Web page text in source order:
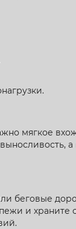
мягкое
беговые
и